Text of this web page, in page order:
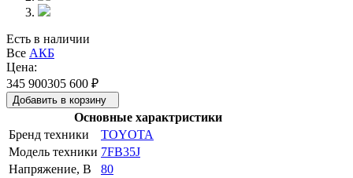
Есть в наличии
Все АКБ
Цена:
345 900305 600 ₽
Добавить в корзину
Основные характристики
Бренд техники
TOYOTA
Модель техники 7FB35J
Напряжение, В
80